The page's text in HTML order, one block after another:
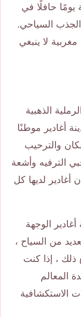
حافلًا في
السياحي.
لا ينبغي
الذهبية
أغادير موطنًا
والترحيب
الترفيه وأشعة
أغادير لديها كل
الوجهة
من السياح ،
، إذا كنت
المعالم
الاستكشافية